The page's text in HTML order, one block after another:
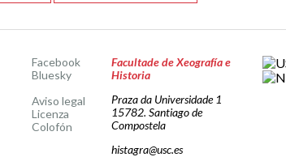
Facebook
Bluesky
Aviso legal
Licenza
Colofón
Facultade de Xeografía e
Historia
Praza da Universidade 1
15782. Santiago de
Compostela
histagra@usc.es